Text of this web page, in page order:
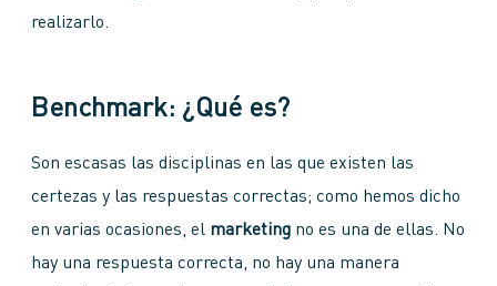
realizarlo.
Benchmark: ¿Qué es?
Son escasas las disciplinas en las que existen las
certezas y las respuestas correctas; como hemos dicho
en varias ocasiones, el marketing no es una de ellas. No
hay una respuesta correcta, no hay una manera